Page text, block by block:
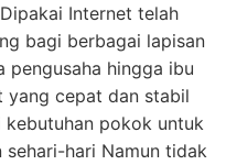
Internet telah
bagi berbagai lapisan
pengusaha hingga ibu
yang cepat dan stabil
pokok untuk
hari Namun tidak